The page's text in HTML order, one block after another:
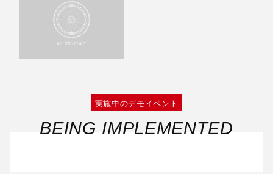
実施中のデモイベント
BEING IMPLEMENTED